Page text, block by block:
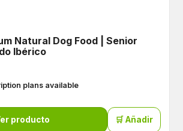
Natural Dog Food | Senior
Ibérico
plans available
producto 🛒 Añadir